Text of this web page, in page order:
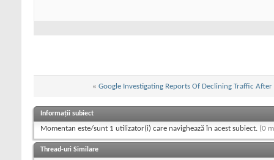
« Google Investigating Reports Of Declining Traffic After
Informații subiect
Momentan este/sunt 1 utilizator(i) care navighează în acest subiect. (0
Thread-uri Similare